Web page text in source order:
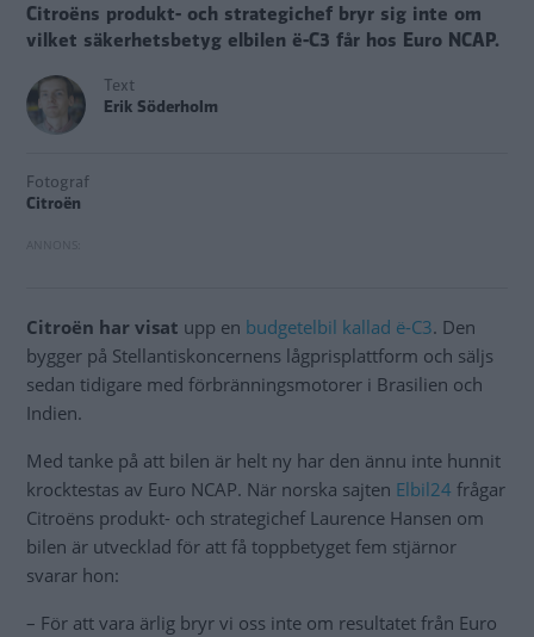
Citroëns produkt- och strategichef bryr sig inte om
vilket säkerhetsbetyg elbilen ë-C3 får hos Euro NCAP.
Text
Erik Söderholm
Fotograf
Citroën
Citroën har visat upp en budgetelbil kallad ë-C3. Den
bygger på Stellantiskoncernens lågprisplattform och säljs
sedan tidigare med förbränningsmotorer i Brasilien och
Indien.
Med tanke på att bilen är helt ny har den ännu inte hunnit
krocktestas av Euro NCAP. När norska sajten Elbil24 frågar
Citroëns produkt- och strategichef Laurence Hansen om
bilen är utvecklad för att få toppbetyget fem stjärnor
svarar hon:
– För att vara ärlig bryr vi oss inte om resultatet från Euro